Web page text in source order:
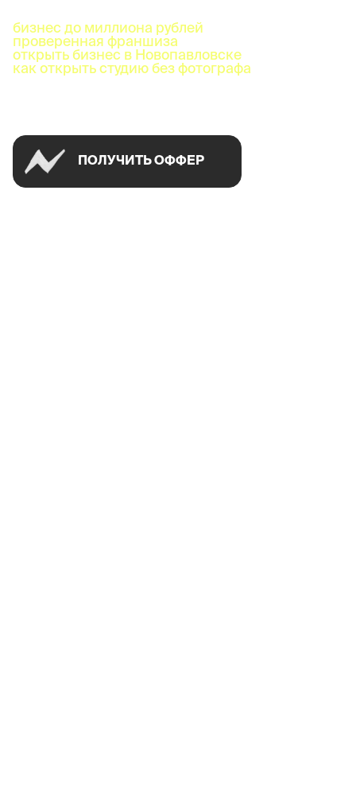
бизнес до миллиона рублей
проверенная франшиза
открыть бизнес в Новопавловске
как открыть студию без фотографа
ПОЛУЧИТЬ ОФФЕР